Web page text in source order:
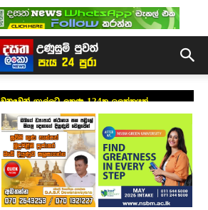
ගාල්ලට ලකුණු 124ක ඉලක්කයක්